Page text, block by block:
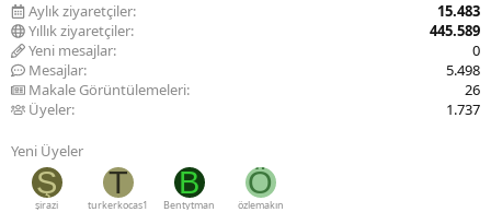
Aylık ziyaretçiler
15.483
Yıllık ziyaretçiler
445.589
Yeni mesajlar
0
Mesajlar
5.498
Makale Görüntülemeleri
26
Üyeler
1.737
Yeni Üyeler
Ş
şirazi
T
turkerkocas1
B
Bentytman
Ö
özlemakın